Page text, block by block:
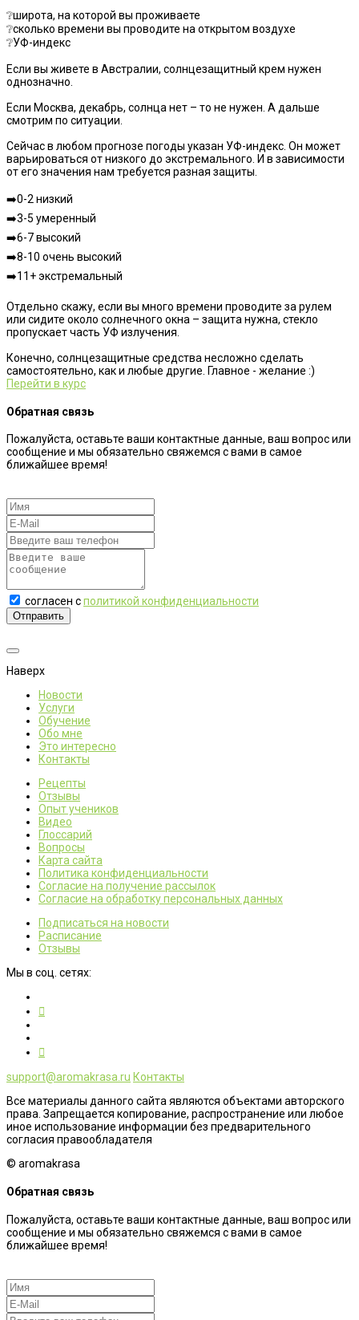
❔широта, на которой вы проживаете
❔сколько времени вы проводите на открытом воздухе
❔УФ-индекс
Если вы живете в Австралии, солнцезащитный крем нужен
однозначно.
Если Москва, декабрь, солнца нет – то не нужен. А дальше
смотрим по ситуации.
Сейчас в любом прогнозе погоды указан УФ-индекс. Он может
варьироваться от низкого до экстремального. И в зависимости
от его значения нам требуется разная защиты.
➡️0-2 низкий
➡️3-5 умеренный
➡️6-7 высокий
➡️8-10 очень высокий
➡️11+ экстремальный
Отдельно скажу, если вы много времени проводите за рулем
или сидите около солнечного окна – защита нужна, стекло
пропускает часть УФ излучения.
Конечно, солнцезащитные средства несложно сделать
самостоятельно, как и любые другие. Главное - желание :)
Перейти в курс
Обратная связь
Пожалуйста, оставьте ваши контактные данные, ваш вопрос или
сообщение и мы обязательно свяжемся с вами в самое
ближайшее время!
согласен сполитикой конфиденциальности
Отправить
Наверх
Новости
Услуги
Обучение
Обо мне
Это интересно
Контакты
Рецепты
Отзывы
Опыт учеников
Видео
Глоссарий
Вопросы
Карта сайта
Политика конфиденциальности
Согласие на получение рассылок
Согласие на обработку персональных данных
Подписаться на новости
Расписание
Отзывы
Мы в соц. сетях:
support@aromakrasa.ru Контакты
Все материалы данного сайта являются объектами авторского
права. Запрещается копирование, распространение или любое
иное использование информации без предварительного
согласия правообладателя
© aromakrasa
Обратная связь
Пожалуйста, оставьте ваши контактные данные, ваш вопрос или
сообщение и мы обязательно свяжемся с вами в самое
ближайшее время!